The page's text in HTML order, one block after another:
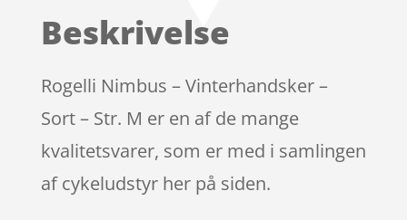
på
mmelser
Beskrivelse
Rogelli Nimbus – Vinterhandsker –
Sort – Str. M er en af de mange
kvalitetsvarer, som er med i samlingen
af cykeludstyr her på siden.